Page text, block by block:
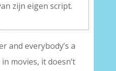
zijn eigen script.
and everybody’s a
movies, it doesn’t